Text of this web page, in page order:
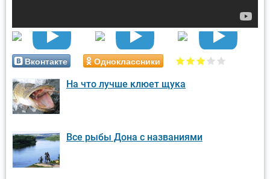
Вконтакте Одноклассники
На что лучше клюет щука
Все рыбы Дона с названиями